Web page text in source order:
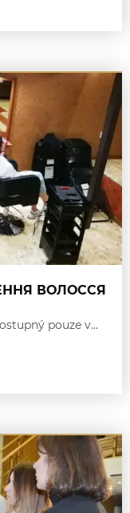
ВОЛОССЯ
pouze v...